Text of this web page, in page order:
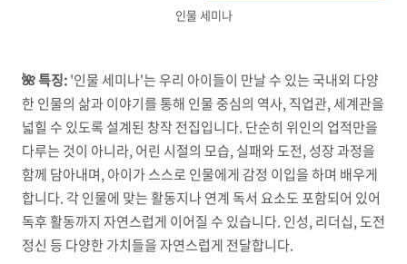
인물 세미나
🌺특징:'인물 세미나'는 우리 아이들이 만날 수 있는 국내외 다양
한 인물의 삶과 이야기를 통해 인물 중심의 역사, 직업관, 세계관을
넓힐 수 있도록 설계된 창작 전집입니다. 단순히 위인의 업적만을
다루는 것이 아니라, 어린 시절의 모습, 실패와 도전, 성장 과정을
함께 담아내며, 아이가 스스로 인물에게 감정 이입을 하며 배우게
합니다. 각 인물에 맞는 활동지나 연계 독서 요소도 포함되어 있어
독후 활동까지 자연스럽게 이어질 수 있습니다. 인성, 리더십, 도전
정신 등 다양한 가치들을 자연스럽게 전달합니다.